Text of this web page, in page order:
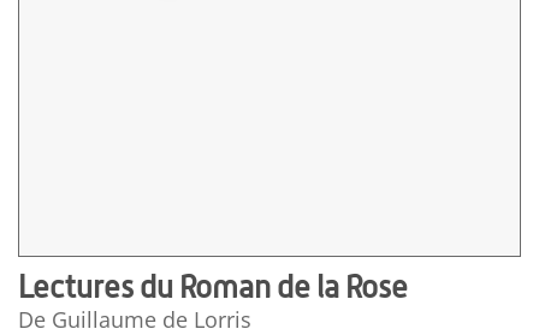
Lectures du Roman de la Rose
De Guillaume de Lorris